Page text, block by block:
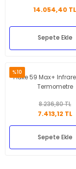
14.054,40 TL
Sepete Ekle
%10
Fluke 59 Max+
Termometre
8.236,80 TL
7.413,12 TL
Sepete Ekle